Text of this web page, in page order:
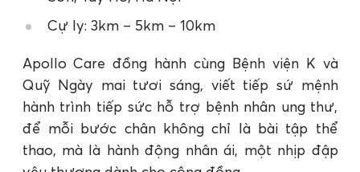
Cự ly: 3km – 5km – 10km
Apollo Care đồng hành cùng Bệnh viện K và
Quỹ Ngày mai tươi sáng, viết tiếp sứ mệnh
hành trình tiếp sức hỗ trợ bệnh nhân ung thư,
để mỗi bước chân không chỉ là bài tập thể
thao, mà là hành động nhân ái, một nhịp đập